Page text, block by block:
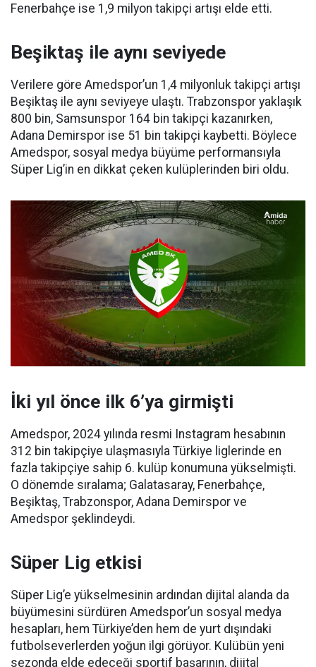
Fenerbahçe ise 1,9 milyon takipçi artışı elde etti.
Beşiktaş ile aynı seviyede
Verilere göre Amedspor’un 1,4 milyonluk takipçi artışı
Beşiktaş ile aynı seviyeye ulaştı. Trabzonspor yaklaşık
800 bin, Samsunspor 164 bin takipçi kazanırken,
Adana Demirspor ise 51 bin takipçi kaybetti. Böylece
Amedspor, sosyal medya büyüme performansıyla
Süper Lig’in en dikkat çeken kulüplerinden biri oldu.
İki yıl önce ilk 6’ya girmişti
Amedspor, 2024 yılında resmi Instagram hesabının
312 bin takipçiye ulaşmasıyla Türkiye liglerinde en
fazla takipçiye sahip 6. kulüp konumuna yükselmişti.
O dönemde sıralama; Galatasaray, Fenerbahçe,
Beşiktaş, Trabzonspor, Adana Demirspor ve
Amedspor şeklindeydi.
Süper Lig etkisi
Süper Lig’e yükselmesinin ardından dijital alanda da
büyümesini sürdüren Amedspor’un sosyal medya
hesapları, hem Türkiye’den hem de yurt dışındaki
futbolseverlerden yoğun ilgi görüyor. Kulübün yeni
sezonda elde edeceği sportif başarının, dijital